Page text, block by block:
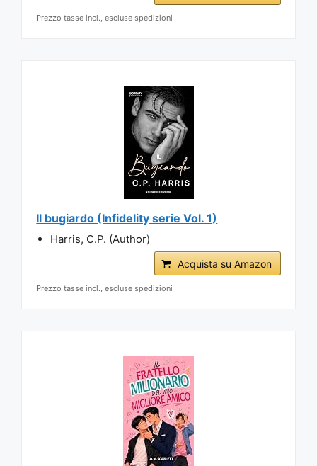
Prezzo tasse incl., escluse spedizioni
Il bugiardo (Infidelity serie Vol. 1)
Harris, C.P. (Author)
Acquista su Amazon
Prezzo tasse incl., escluse spedizioni